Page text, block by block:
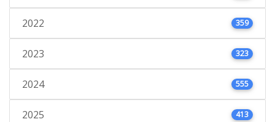
2022 359
2023 323
2024 555
2025 413